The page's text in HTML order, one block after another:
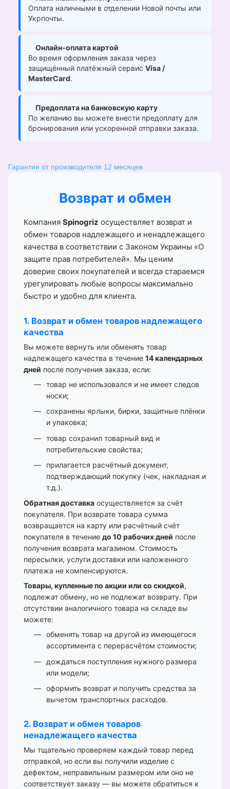
Оплата наличными в отделении Новой почты или
Укрпочты.
Онлайн-оплата картой
Во время оформления заказа через
защищённый платёжный сервис Visa /
MasterCard.
Предоплата на банковскую карту
По желанию вы можете внести предоплату для
бронирования или ускоренной отправки заказа.
Гарантия от производителя 12 месяцев
Возврат и обмен
Компания Spinogriz осуществляет возврат и
обмен товаров надлежащего и ненадлежащего
качества в соответствии с Законом Украины «О
защите прав потребителей». Мы ценим
доверие своих покупателей и всегда стараемся
урегулировать любые вопросы максимально
быстро и удобно для клиента.
1. Возврат и обмен товаров надлежащего
качества
Вы можете вернуть или обменять товар
надлежащего качества в течение 14 календарных
дней после получения заказа, если:
товар не использовался и не имеет следов
носки;
сохранены ярлыки, бирки, защитные плёнки
и упаковка;
товар сохранил товарный вид и
потребительские свойства;
прилагается расчётный документ,
подтверждающий покупку (чек, накладная и
т.д.).
Обратная доставка осуществляется за счёт
покупателя. При возврате товара сумма
возвращается на карту или расчётный счёт
покупателя в течение до 10 рабочих дней после
получения возврата магазином. Стоимость
пересылки, услуги доставки или наложенного
платежа не компенсируются.
Товары, купленные по акции или со скидкой,
подлежат обмену, но не подлежат возврату. При
отсутствии аналогичного товара на складе вы
можете:
обменять товар на другой из имеющегося
ассортимента с перерасчётом стоимости;
дождаться поступления нужного размера
или модели;
оформить возврат и получить средства за
вычетом транспортных расходов.
2. Возврат и обмен товаров
ненадлежащего качества
Мы тщательно проверяем каждый товар перед
отправкой, но если вы получили изделие с
дефектом, неправильным размером или оно не
соответствует заказу — вы можете обратиться к